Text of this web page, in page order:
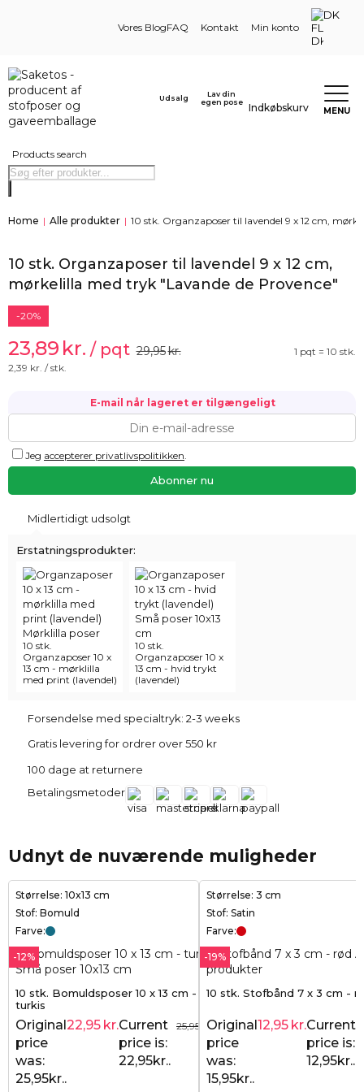
Vores BlogFAQ Kontakt Min konto
DK
Products search
Udsalg
Lav din
egen pose
Indkøbskurv MENU
Home | Alle produkter | 10 stk. Organzaposer til lavendel 9 x 12 cm,
10 stk. Organzaposer til lavendel 9 x 12 cm,
mørkelilla med tryk "Lavande de Provence"
-20%
23,89 kr. / pqt 29,95kr.
1 pqt = 10 stk.
2,39 kr. / stk.
E-mail når lageret er tilgængeligt
Jeg accepterer privatlivspolitikken
Midlertidigt udsolgt
Erstatningsprodukter:
10 stk.
Organzaposer 10 x
13 cm - mørklilla
med print (lavendel)
10 stk.
Organzaposer 10 x
13 cm - hvid trykt
(lavendel)
Forsendelse med specialtryk: 2-3 weeks
Gratis levering for ordrer over 550 kr
100 dage at returnere
Betalingsmetoder
Udnyt de nuværende muligheder
Størrelse: 10x13 cm
Stof: Bomuld
Farve:
-12%
10 stk. Bomuldsposer 10 x 13 cm -
turkis
25,95 kr.
Original
price
was:
25,95kr..
22,95 kr.Current
price is:
22,95kr..
Størrelse: 3 cm
Stof: Satin
Farve:
-19%
10 stk. Stofbånd 7 x 3 cm -
Original
price
was:
15,95kr..
12,95 kr.Current
price is:
12,95kr..